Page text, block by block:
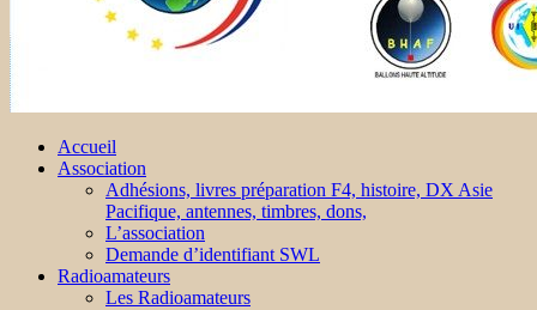
Accueil
Association
Adhésions, livres préparation F4, histoire, DX Asie
Pacifique, antennes, timbres, dons,
L’association
Demande d’identifiant SWL
Radioamateurs
Les Radioamateurs